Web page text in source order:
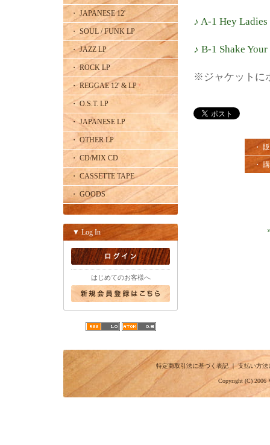
・ JAPANESE 12'
・ SOUL / FUNK LP
・ JAZZ LP
・ ROCK LP
・ REGGAE 12' & LP
・ O.S.T. LP
・ JAPANESE LP
・ OTHER LP
・ CD/MIX CD
・ CASSETTE TAPE
・ GOODS
▼ Log In
はじめてのお客様へ
♪ A-1 Hey Ladies
♪ B-1 Shake
※ジャケットに
・
・
特定商取引法に基づく表記｜支払い方法
Copyright (C) 2006